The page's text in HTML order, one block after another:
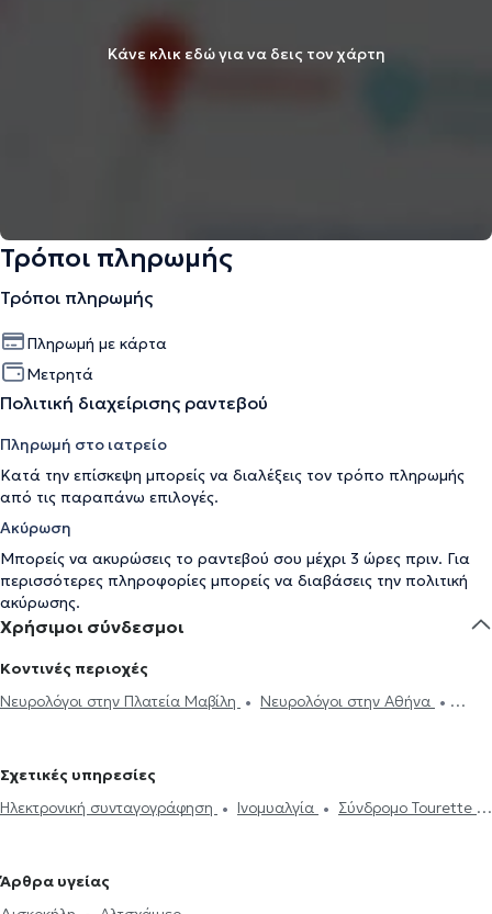
Κάνε κλικ εδώ για να δεις τον χάρτη
Τρόποι πληρωμής
Τρόποι πληρωμής
Πληρωμή με κάρτα
Μετρητά
Πολιτική διαχείρισης ραντεβού
Πληρωμή στο ιατρείο
Κατά την επίσκεψη μπορείς να διαλέξεις τον τρόπο πληρωμής
από τις παραπάνω επιλογές.
Ακύρωση
Μπορείς να ακυρώσεις το ραντεβού σου μέχρι 3 ώρες πριν. Για
περισσότερες πληροφορίες μπορείς να διαβάσεις την πολιτική
ακύρωσης.
Χρήσιμοι σύνδεσμοι
Κοντινές περιοχές
Νευρολόγοι στην Πλατεία Μαβίλη
Νευρολόγοι στην Αθήνα
στο Γαλάτσι
Νευρολόγοι στο Νέο Ψυχικό
Πατήσια
Νευρολόγοι στα Πετράλωνα
Νευρολόγοι στον Χολαργό
Νευρολόγοι στη Νέα Σμύρνη
Σχετικές υπηρεσίες
Ηλεκτρονική συνταγογράφηση
Ινομυαλγία
Σύνδρομο Tourette
Μελέτη Ύπνου
Άρθρα υγείας